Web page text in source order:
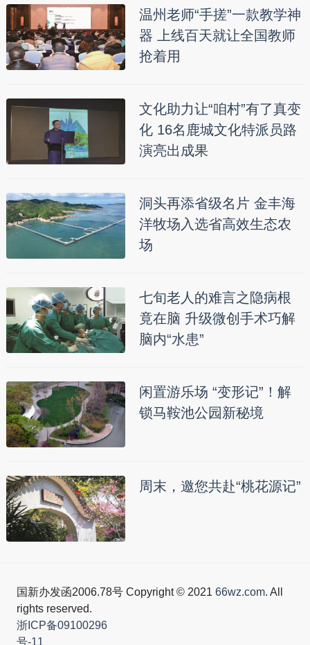
温州老师“手搓”一款教学神
器 上线百天就让全国教师
抢着用
文化助力让“咱村”有了真变
化 16名鹿城文化特派员路
演亮出成果
洞头再添省级名片 金丰海
洋牧场入选省高效生态农
场
七旬老人的难言之隐病根
竟在脑 升级微创手术巧解
脑内“水患”
闲置游乐场 “变形记”！解
锁马鞍池公园新秘境
周末，邀您共赴“桃花源记”
国新办发函2006.78号 Copyright © 2021 66wz.com. All
rights reserved.
浙ICP备09100296
号-11